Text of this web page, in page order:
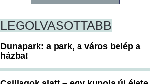
LEGOLVASOTTABB
Dunapark: a park, a város belép a
házba!